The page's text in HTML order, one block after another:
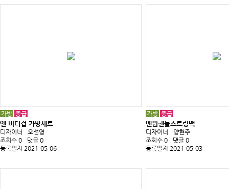
가방 중급
앤 버터컵 가방세트
디자이너
오선영
조회수 0
댓글 0
등록일자 2021-05-06
가방 중급
앤원핸들스트링백
디자이너
양현주
조회수 0
댓글 0
등록일자 2021-05-03